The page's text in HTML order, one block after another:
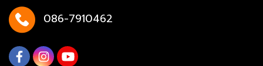
086-7910462